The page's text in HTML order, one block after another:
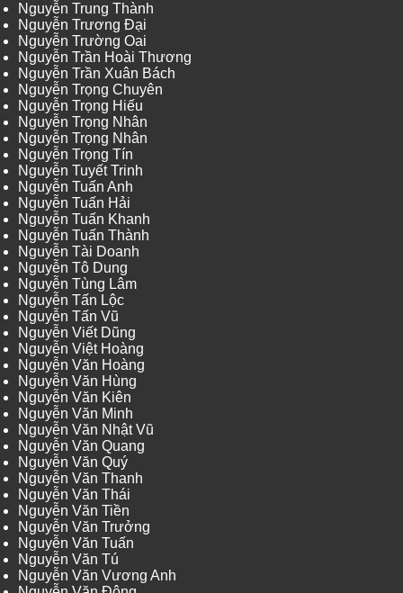
Nguyễn Trung Thành
Nguyễn Trương Đại
Nguyễn Trường Oai
Nguyễn Trần Hoài Thương
Nguyễn Trần Xuân Bách
Nguyễn Trọng Chuyên
Nguyễn Trọng Hiếu
Nguyễn Trọng Nhân
Nguyễn Trọng Nhân
Nguyễn Trọng Tín
Nguyễn Tuyết Trinh
Nguyễn Tuấn Anh
Nguyễn Tuấn Hải
Nguyễn Tuấn Khanh
Nguyễn Tuấn Thành
Nguyễn Tài Doanh
Nguyễn Tô Dung
Nguyễn Tùng Lâm
Nguyễn Tấn Lộc
Nguyễn Tấn Vũ
Nguyễn Viết Dũng
Nguyễn Việt Hoàng
Nguyễn Văn Hoàng
Nguyễn Văn Hùng
Nguyễn Văn Kiên
Nguyễn Văn Minh
Nguyễn Văn Nhật Vũ
Nguyễn Văn Quang
Nguyễn Văn Quý
Nguyễn Văn Thanh
Nguyễn Văn Thái
Nguyễn Văn Tiền
Nguyễn Văn Trưởng
Nguyễn Văn Tuấn
Nguyễn Văn Tú
Nguyễn Văn Vương Anh